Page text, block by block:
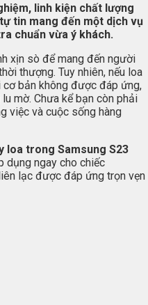
linh kiện chất lượng
tin mang đến một dịch vụ
chuẩn vừa ý khách.
xịn sò để mang đến người
thượng. Tuy nhiên, nếu loa
cơ bản không được đáp ứng,
mờ. Chưa kể bạn còn phải
việc và cuộc sống hàng
loa trong Samsung S23
dụng ngay cho chiếc
lạc được đáp ứng trọn vẹn